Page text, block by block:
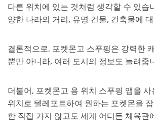
다른 위치에 있는 것처럼 생각할 수 있습
양한 나라의 거리, 유명 건물, 건축물에
결론적으로, 포켓몬고 스푸핑은 강력한
뿐만 아니라, 여러 도시의 정보도 늘려줍
더불어, 포켓몬고 용 위치 스푸핑 앱을 사
위치로 텔레포트하여 원하는 포켓몬을
한 직접 가지 않고도 세계 어디든 체육관